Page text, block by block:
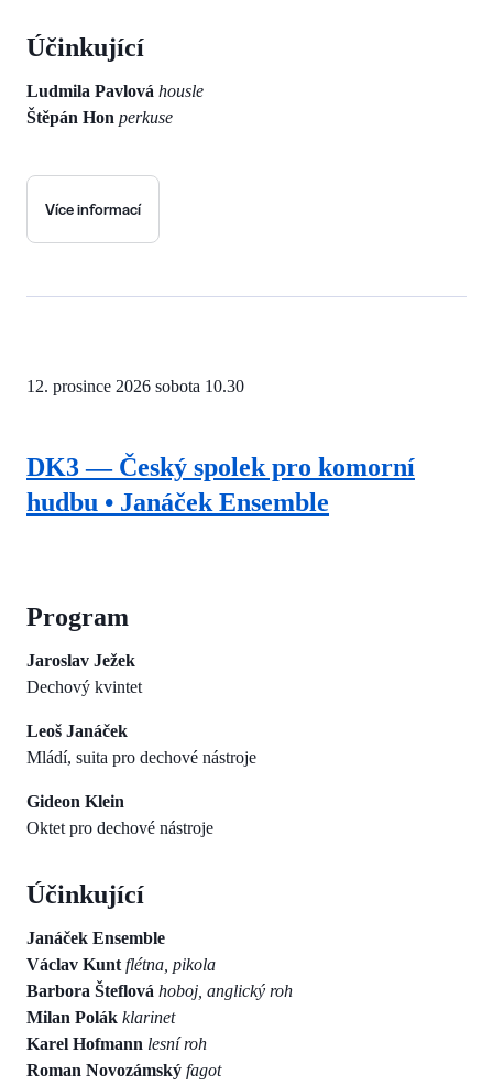
Účinkující
Ludmila Pavlová housle
Štěpán Hon perkuse
Více informací
DK3 — Český spolek pro komorní
hudbu • Janáček Ensemble
Program
Jaroslav Ježek
Dechový kvintet
Leoš Janáček
Mládí, suita pro dechové nástroje
Gideon Klein
Oktet pro dechové nástroje
Účinkující
Janáček Ensemble
Václav Kunt flétna, pikola
Barbora Šteflová hoboj, anglický roh
Milan Polák klarinet
Karel Hofmann lesní roh
Roman Novozámský fagot
12. prosince 2026 sobota 10.30